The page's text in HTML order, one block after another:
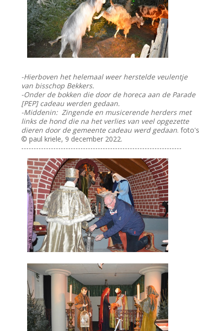
-Hierboven het helemaal weer herstelde veulentje
van bisschop Bekkers.
-Onder de bokken die door de horeca aan de Parade
[PEP] cadeau werden gedaan.
-Middenin: Zingende en musicerende herders met
links de hond die na het verlies van veel opgezette
dieren door de gemeente cadeau werd gedaan. foto's
© paul kriele, 9 december 2022.
-----------------------------------------------------------------